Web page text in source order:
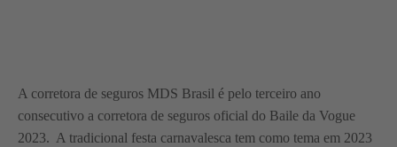
A corretora de seguros MDS Brasil é pelo terceiro ano
consecutivo a corretora de seguros oficial do Baile da Vogue
2023. A tradicional festa carnavalesca tem como tema em 2023